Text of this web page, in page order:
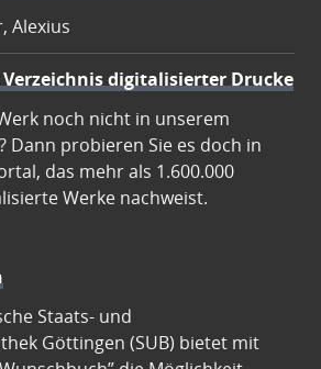
Alexius
Verzeichnis digitalisierter Drucke
noch nicht in unserem
Dann probieren Sie es doch in
das mehr als 1.600.000
Werke nachweist.
Staats- und
Göttingen (SUB) bietet mit